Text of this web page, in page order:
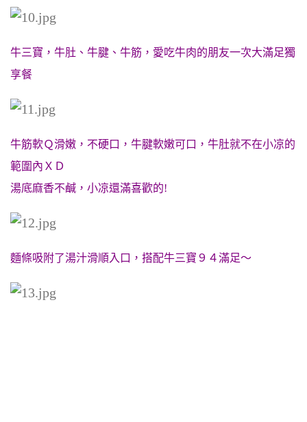
牛三寶，牛肚、牛腱、牛筋，愛吃牛肉的朋友一次大滿足獨
享餐
牛筋軟Ｑ滑嫩，不硬口，牛腱軟嫩可口，牛肚就不在小凉的
範圍內ＸＤ
湯底麻香不鹹，小凉還滿喜歡的!
麵條吸附了湯汁滑順入口，搭配牛三寶９４滿足～